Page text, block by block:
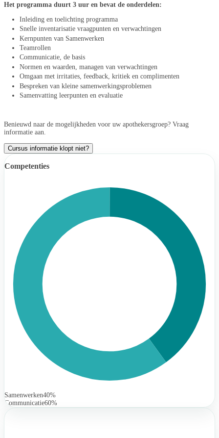
Het programma duurt 3 uur en bevat de onderdelen:
Inleiding en toelichting programma
Snelle inventarisatie vraagpunten en verwachtingen
Kernpunten van Samenwerken
Teamrollen
Communicatie, de basis
Normen en waarden, managen van verwachtingen
Omgaan met irritaties, feedback, kritiek en complimenten
Bespreken van kleine samenwerkingsproblemen
Samenvatting leerpunten en evaluatie
Benieuwd naar de mogelijkheden voor uw apothekersgroep? Vraag
informatie aan.
Cursus informatie klopt niet?
Competenties
Samenwerken40%
Communicatie60%